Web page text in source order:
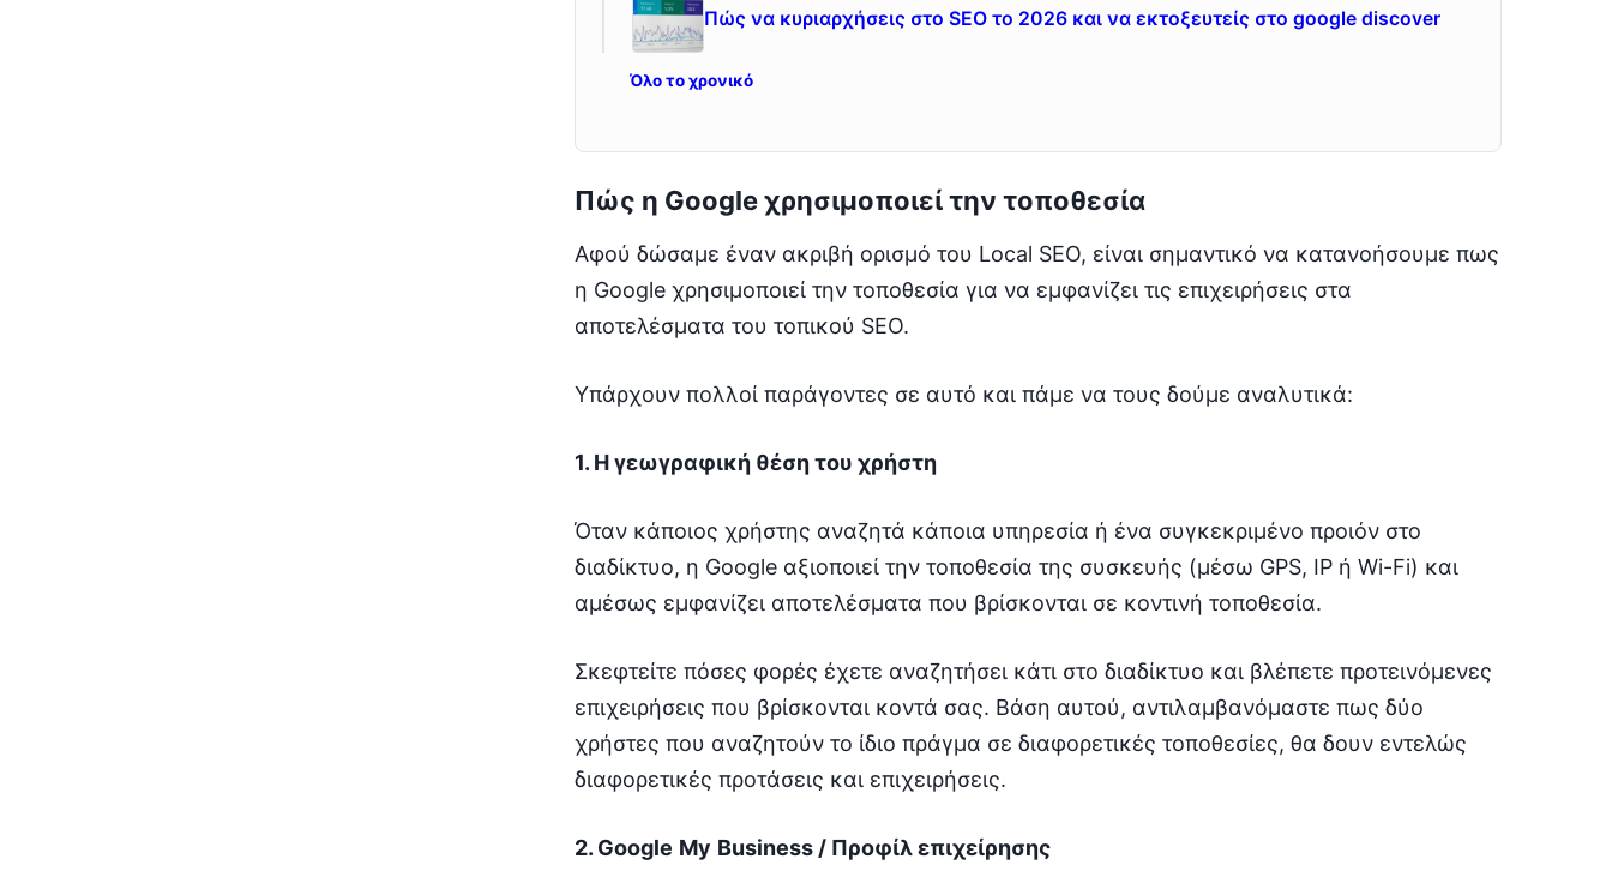
Πώς να κυριαρχήσεις στο SEO το 2026 και να εκτοξευτείς στο google discover
Όλο το χρονικό
Πώς η Googleχρησιμοποιεί την τοποθεσία
Αφού δώσαμε έναν ακριβή ορισμό του Local SEO, είναι σημαντικό να κατανοήσουμε πως
η Google χρησιμοποιεί την τοποθεσία για να εμφανίζει τις επιχειρήσεις στα
αποτελέσματα του τοπικού SEO.
Υπάρχουν πολλοί παράγοντες σε αυτό και πάμε να τους δούμε αναλυτικά:
1. Η γεωγραφική θέση του χρήστη
Όταν κάποιος χρήστης αναζητά κάποια υπηρεσία ή ένα συγκεκριμένο προιόν στο
διαδίκτυο, η Google αξιοποιεί την τοποθεσία της συσκευής (μέσω GPS, IP ή Wi-Fi) και
αμέσως εμφανίζει αποτελέσματα που βρίσκονται σε κοντινή τοποθεσία.
Σκεφτείτε πόσες φορές έχετε αναζητήσει κάτι στο διαδίκτυο και βλέπετε προτεινόμενες
επιχειρήσεις που βρίσκονται κοντά σας. Βάση αυτού, αντιλαμβανόμαστε πως δύο
χρήστες που αναζητούν το ίδιο πράγμα σε διαφορετικές τοποθεσίες, θα δουν εντελώς
διαφορετικές προτάσεις και επιχειρήσεις.
2. Google My Business/ Προφίλ επιχείρησης